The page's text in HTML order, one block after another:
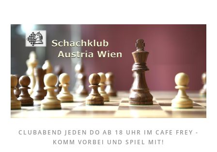
springen
CLUBABEND JEDEN DO AB 18 UHR IM CAFE FREY -
KOMM VORBEI UND SPIEL MIT!